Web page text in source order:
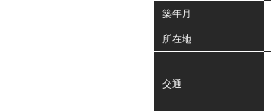
築年月
所在地
交通